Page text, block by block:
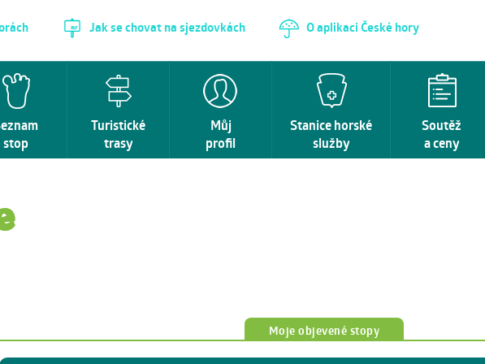
Jak se chovat na sjezdovkách O aplikaci České hory
stop
Turistické
trasy
Můj
profil
Stanice horské
služby
Soutěž
a ceny
Moje objevené stopy